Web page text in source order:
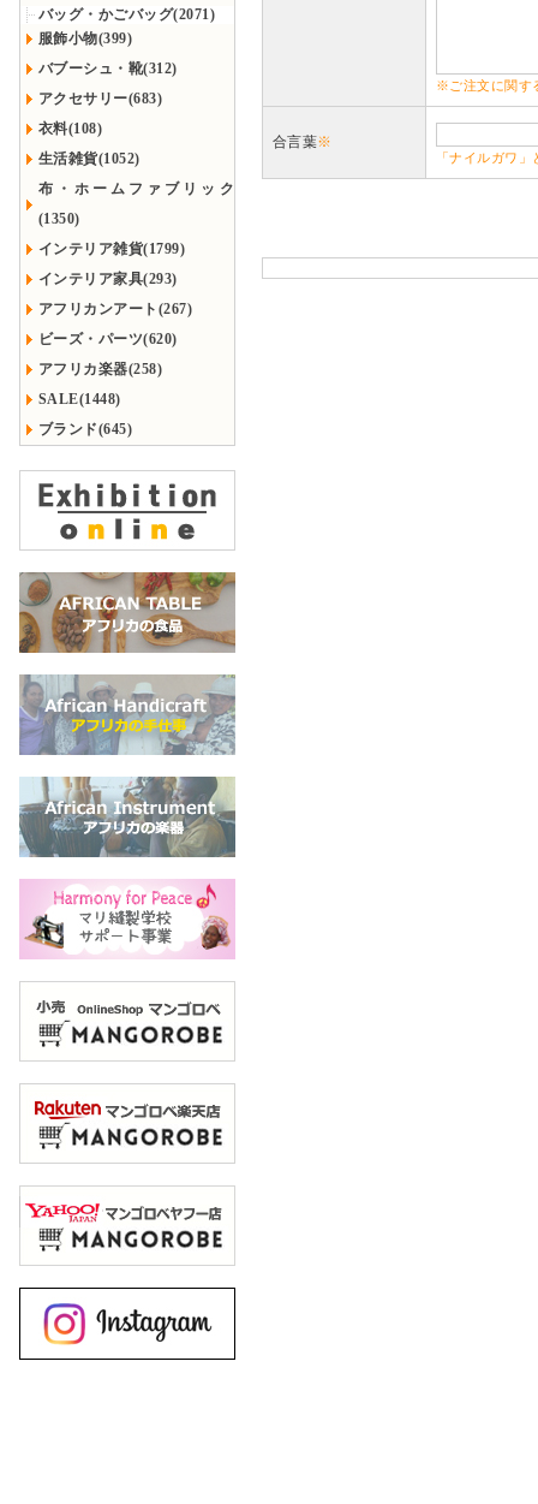
バッグ・かごバッグ(2071)
服飾小物(399)
バブーシュ・靴(312)
アクセサリー(683)
衣料(108)
生活雑貨(1052)
布・ホームファブリック
(1350)
インテリア雑貨(1799)
インテリア家具(293)
アフリカンアート(267)
ビーズ・パーツ(620)
アフリカ楽器(258)
SALE(1448)
ブランド(645)
※ご注文に関す
合言葉※
「ナイルガワ